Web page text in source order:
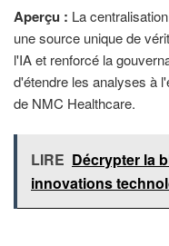
Aperçu : La
une source unique de
l'IA et renforcé la
d'étendre les analyses à
de NMC Healthcare.
LIRE Décrypter la
innovations